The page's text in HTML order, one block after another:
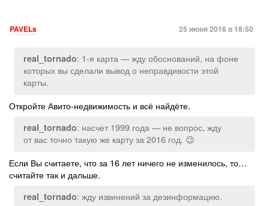
PAVELs 25 июня 2016 в 18:50
real_tornado: 1-я карта — жду обоснований, на фоне
которых вы сделали вывод о неправдивости этой
карты.
Откройте Авито-недвижимость и всё найдёте.
real_tornado: насчет 1999 года — не вопрос, жду
от вас точно такую же карту за 2016 год. 😉
Если Вы считаете, что за 16 лет ничего не изменилось, то…
считайте так и дальше.
real_tornado: жду извинений за дезинформацию.